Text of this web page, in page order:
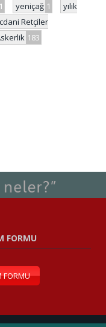
1 yeniçağ 1
yılık
Retçiler
183
FORMU
FORMU